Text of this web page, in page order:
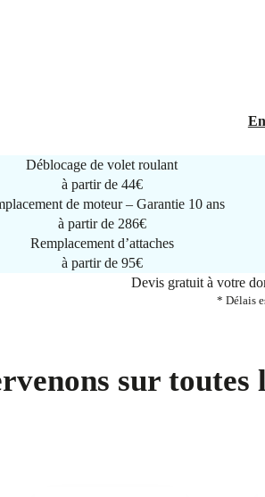
Déblocage de volet roulant
à partir de 44€
de moteur – Garantie 10 ans
à partir de 286€
Remplacement d’attaches
à partir de 95€
Devis gratuit à votre
* Délais
sur toutes